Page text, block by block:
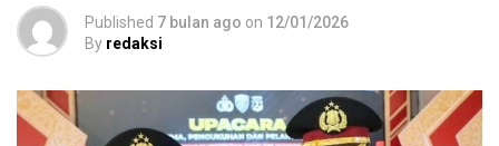
Published 7 bulan ago on 12/01/2026
By redaksi